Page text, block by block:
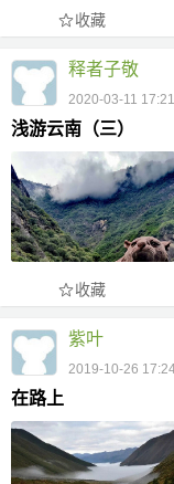
收藏
释者子敬
2020-03-11
浅游云南（三）
收藏
紫叶
2019-10-26
在路上